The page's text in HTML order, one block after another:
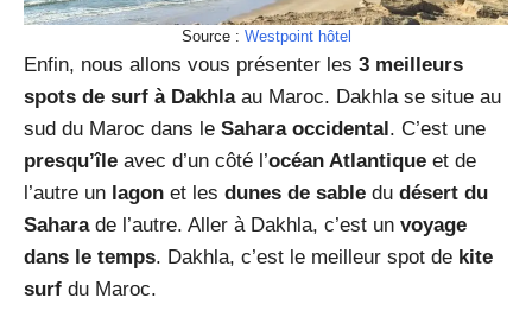
Source : Westpoint hôtel
Enfin, nous allons vous présenter les 3 meilleurs
spots de surf à Dakhlaau Maroc. Dakhla se situe au
sud du Maroc dans le Sahara occidental. C’est une
presqu’île avec d’un côté l’océan Atlantique et de
l’autre un lagon et les dunes de sable du désert du
Saharade l’autre. Aller à Dakhla, c’est un voyage
dans le temps. Dakhla, c’est le meilleur spot de kite
surf du Maroc.